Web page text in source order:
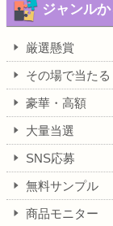
ジャンル
厳選懸賞
その場で当たる
豪華・高額
大量当選
SNS応募
無料サンプル
商品モニター